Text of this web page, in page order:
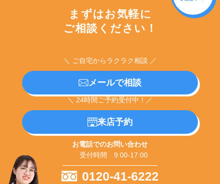
まずはお気軽に
ご相談ください！
＼ ご自宅からラクラク相談 ／
メールで相談
＼ 24時間ご予約受付中！／
来店予約
お電話でのお問い合わせ
受付時間 9:00-17:00
0120-41-6222